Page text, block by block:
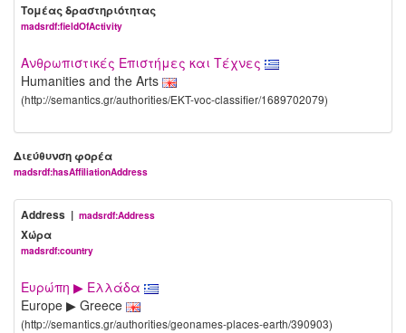
Τομέας δραστηριότητας
madsrdf:fieldOfActivity
Ανθρωπιστικές Επιστήμες και Τέχνες
Humanities and the Arts
(http://semantics.gr/authorities/EKT-voc-classifier/1689702079)
Διεύθυνση φορέα
madsrdf:hasAffiliationAddress
Address | madsrdf:Address
Χώρα
madsrdf:country
Ευρώπη ▶ Ελλάδα
Europe ▶ Greece
(http://semantics.gr/authorities/geonames-places-earth/390903)